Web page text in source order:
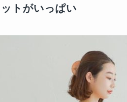
トがいっぱい